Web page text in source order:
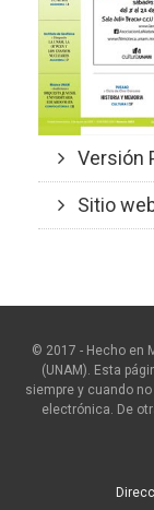
Versión
Sitio
© 2017 - Hecho en
(UNAM). Esta
siempre y cuando
electrónica. De